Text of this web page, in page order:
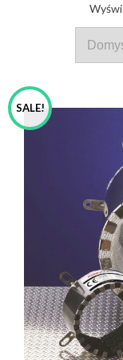
SALE!